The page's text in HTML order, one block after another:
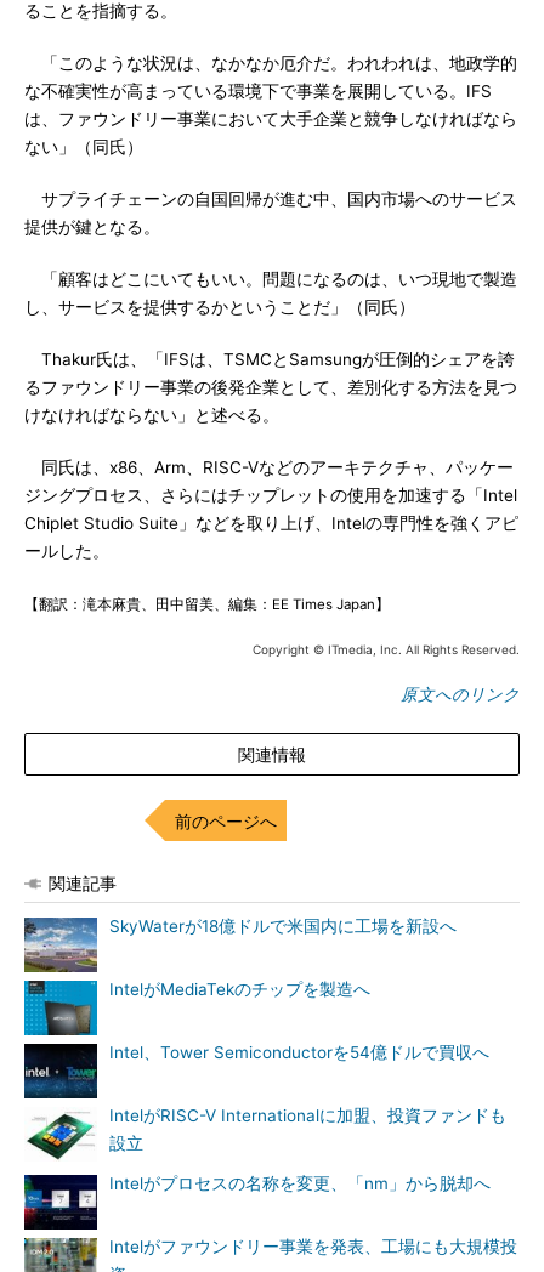
ることを指摘する。
「このような状況は、なかなか厄介だ。われわれは、地政学的
な不確実性が高まっている環境下で事業を展開している。IFS
は、ファウンドリー事業において大手企業と競争しなければなら
ない」（同氏）
サプライチェーンの自国回帰が進む中、国内市場へのサービス
提供が鍵となる。
「顧客はどこにいてもいい。問題になるのは、いつ現地で製造
し、サービスを提供するかということだ」（同氏）
Thakur氏は、「IFSは、TSMCとSamsungが圧倒的シェアを誇
るファウンドリー事業の後発企業として、差別化する方法を見つ
けなければならない」と述べる。
同氏は、x86、Arm、RISC-Vなどのアーキテクチャ、パッケー
ジングプロセス、さらにはチップレットの使用を加速する「Intel
Chiplet Studio Suite」などを取り上げ、Intelの専門性を強くアピ
ールした。
【翻訳：滝本麻貴、田中留美、編集：EE Times Japan】
Copyright © ITmedia, Inc. All Rights Reserved.
原文へのリンク
関連情報
前のページへ
関連記事
SkyWaterが18億ドルで米国内に工場を新設へ
IntelがMediaTekのチップを製造へ
Intel、Tower Semiconductorを54億ドルで買収へ
IntelがRISC-V Internationalに加盟、投資ファンドも
設立
Intelがプロセスの名称を変更、「nm」から脱却へ
Intelがファウンドリー事業を発表、工場にも大規模投